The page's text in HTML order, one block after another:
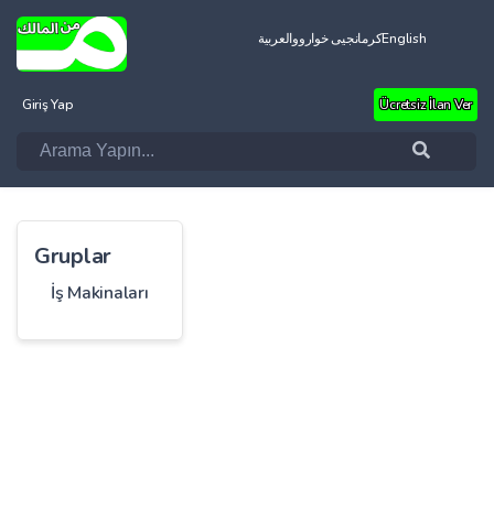
العربيةکرمانجیی خوارووEnglish
Giriş Yap Ücretsiz İlan Ver
Gruplar
İş Makinaları